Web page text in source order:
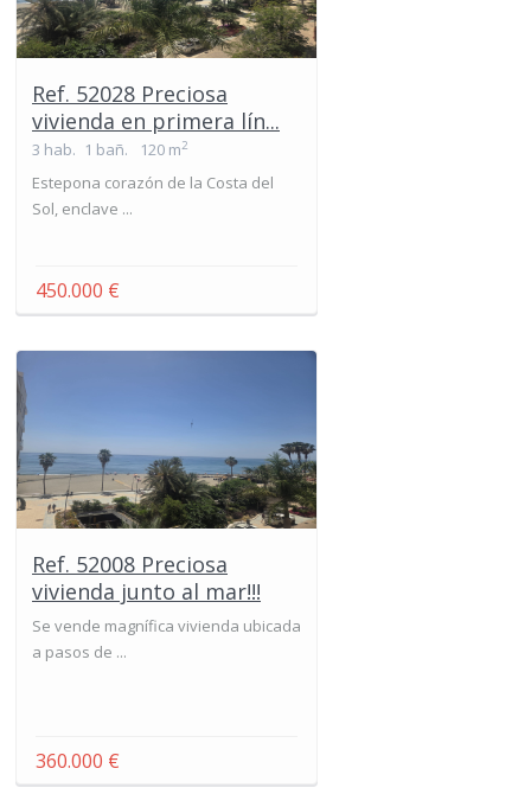
Ref. 52028 Preciosa
vivienda en primera lín...
3 hab. 1 bañ. 120 m2
Estepona corazón de la Costa del
Sol, enclave ...
450.000 €
Ref. 52008 Preciosa
vivienda junto al mar!!!
Se vende magnífica vivienda ubicada
a pasos de ...
360.000 €